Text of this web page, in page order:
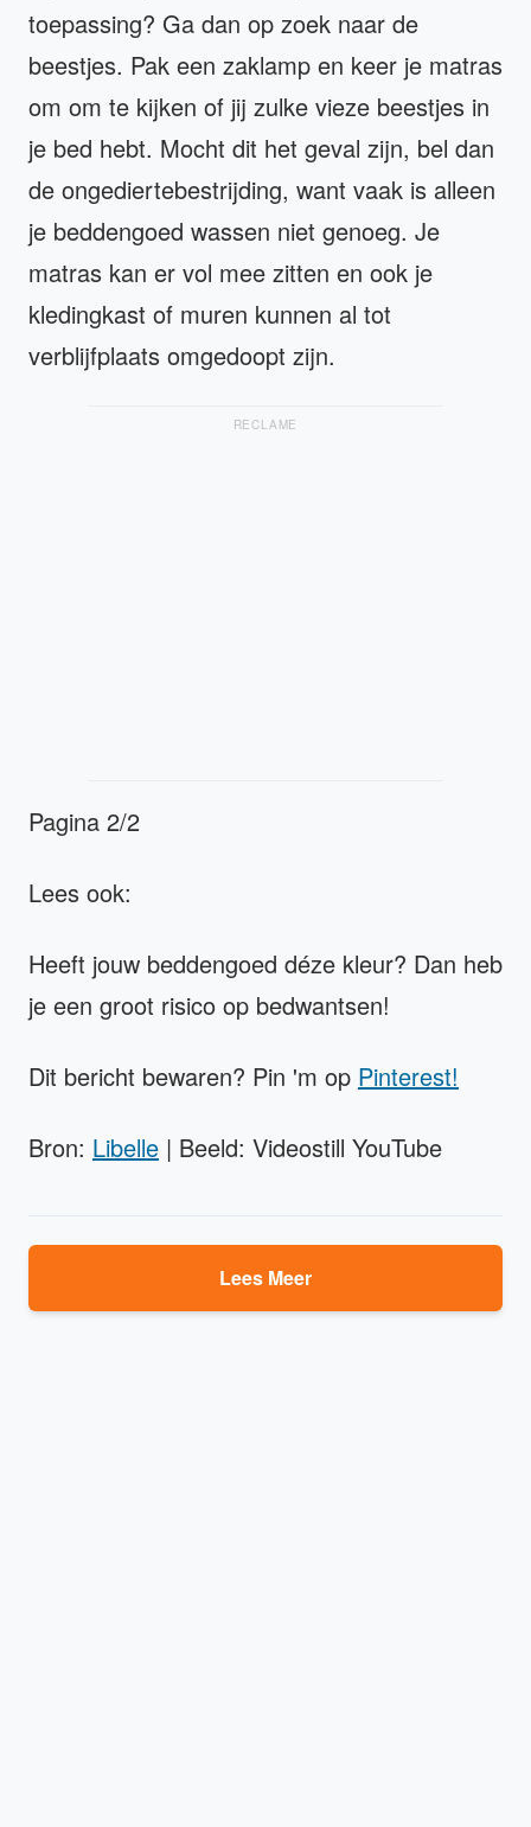
toepassing? Ga dan op zoek naar de
beestjes. Pak een zaklamp en keer je matras
om om te kijken of jij zulke vieze beestjes in
je bed hebt. Mocht dit het geval zijn, bel dan
de ongediertebestrijding, want vaak is alleen
je beddengoed wassen niet genoeg. Je
matras kan er vol mee zitten en ook je
kledingkast of muren kunnen al tot
verblijfplaats omgedoopt zijn.
RECLAME
Pagina 2/2
Lees ook:
Heeft jouw beddengoed déze kleur? Dan heb
je een groot risico op bedwantsen!
Dit bericht bewaren? Pin 'm op Pinterest!
Bron: Libelle | Beeld: Videostill YouTube
Lees Meer